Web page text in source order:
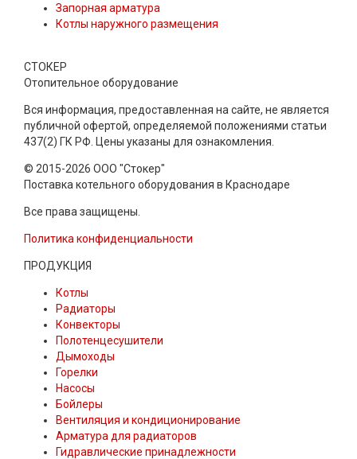
Запорная арматура
Котлы наружного размещения
СТОКЕР
Отопительное оборудование
Вся информация, предоставленная на сайте, не является
публичной офертой, определяемой положениями статьи
437(2) ГК РФ. Цены указаны для ознакомления.
© 2015-2026 ООО "Стокер"
Поставка котельного оборудования в Краснодаре
Все права защищены.
Политика конфиденциальности
ПРОДУКЦИЯ
Котлы
Радиаторы
Конвекторы
Полотенцесушители
Дымоходы
Горелки
Насосы
Бойлеры
Вентиляция и кондиционирование
Арматура для радиаторов
Гидравлические принадлежности